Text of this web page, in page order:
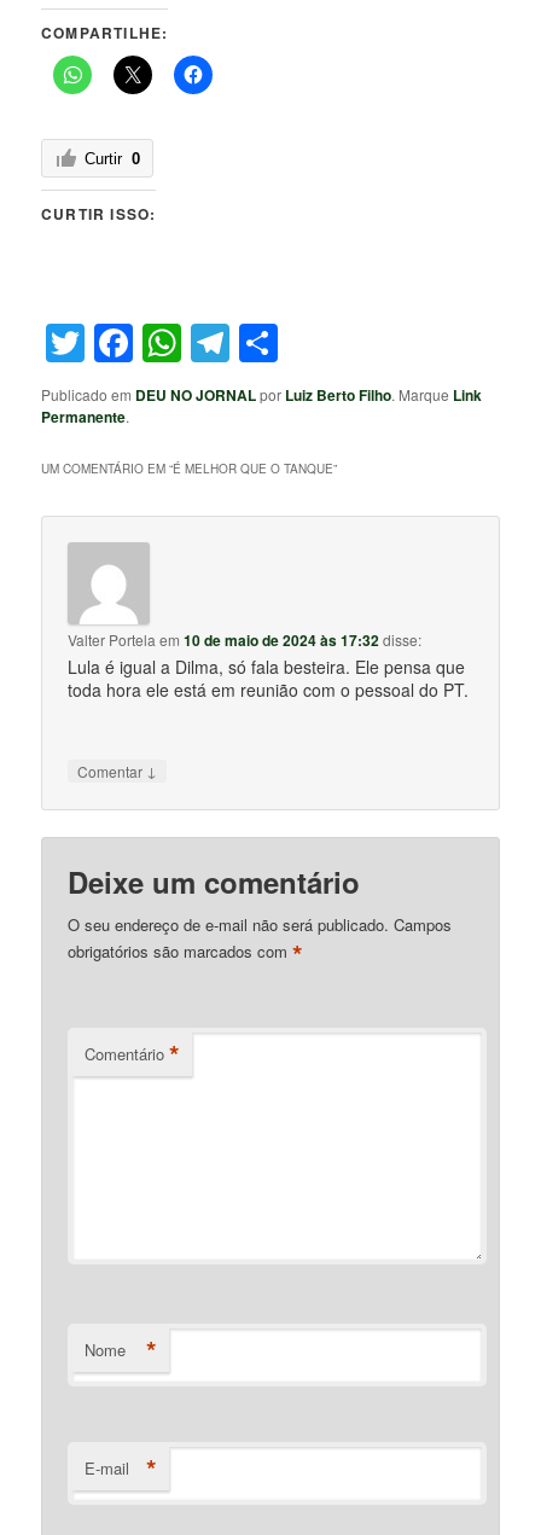
COMPARTILHE:
Curtir 0
CURTIR ISSO:
Twitter
Facebook
WhatsApp
Telegram
Publicado em DEU NO JORNALpor Luiz Berto Filho. Marque Link
Permanente.
UM COMENTÁRIO EM “É MELHOR QUE O TANQUE”
Valter Portela em10 de maio de 2024 às 17:32disse:
Lula é igual a Dilma, só fala besteira. Ele pensa que
toda hora ele está em reunião com o pessoal do PT.
Comentar ↓
Deixe um comentário
O seu endereço de e-mail não será publicado. Campos
obrigatórios são marcados com*
Comentário *
Nome *
E-mail *